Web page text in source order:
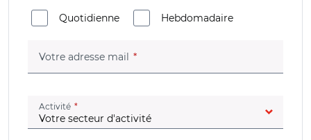
Quotidienne
Hebdomadaire
Votre adresse mail (champ obligatoire)
Activité (champ obligatoire)